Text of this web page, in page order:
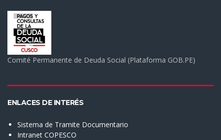
Comité Permanente de Deuda Social (Plataforma GOB.PE)
ENLACES DE INTERÉS
Sistema de Tramite Documentario
Intranet COPESCO